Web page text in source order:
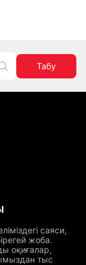
Табу
саяси,
жоба.
оқиғалар,
тыс